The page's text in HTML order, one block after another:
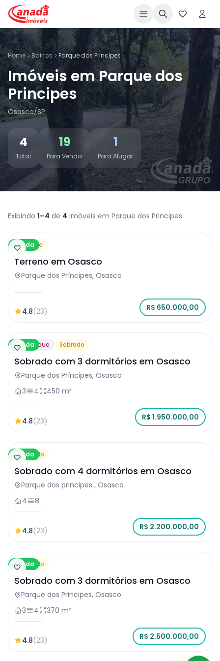
Home Bairros Parque dos Principes
Imóveis em Parque dos
Principes
Osasco/SP
4
Total
19
Para Venda
1
Para Alugar
Exibindo 1–4 de 4 imóveis em Parque dos Principes
Venda
Terreno
Terreno em Osasco
Parque dos Príncipes, Osasco
4.8(23) R$ 650.000,00
Venda
Destaque Sobrado
Sobrado com 3 dormitórios em Osasco
Parque dos Príncipes, Osasco
3
4 450 m²
4.8(23) R$ 1.950.000,00
Venda
Sobrado
Sobrado com 4 dormitórios em Osasco
Parque dos principes , Osasco
4
8
4.8(23) R$ 2.200.000,00
Venda
Sobrado
Sobrado com 3 dormitórios em Osasco
Parque dos Principes, Osasco
3
4 370 m²
4.8(23) R$ 2.500.000,00